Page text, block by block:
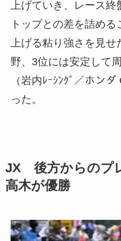
上げていき、レース終
トップとの差を詰め
上げる粘り強さを見せ
野、3位には安定して
（岩内ﾚｰｼﾝｸﾞ／ホン
った。
JX 後方からのプ
高木が優勝